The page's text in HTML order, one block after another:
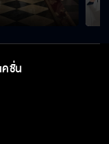
เริ่ม 10 มิ.ย
ชั่น